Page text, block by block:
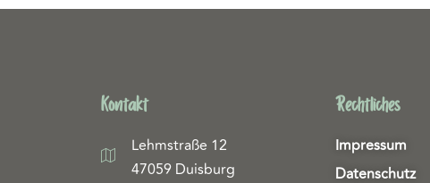
Kontakt
Lehmstraße 12
47059 Duisburg
Rechtliches
Impressum
Datenschutz